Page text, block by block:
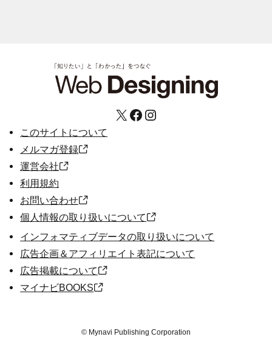
X Facebook Instagram
このサイトについて
メルマガ登録
運営会社
利用規約
お問い合わせ
個人情報の取り扱いについて
インフォマティブデータの取り扱いについて
広告企画＆アフィリエイト表記について
広告掲載について
マイナビBOOKS
© Mynavi Publishing Corporation